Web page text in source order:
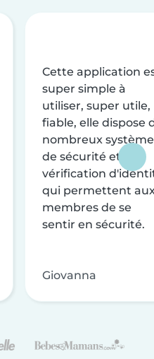
Cette application
super simple à
utiliser, super utile,
fiable, elle dispose
nombreux
de sécurité et de
vérification
qui permettent
membres de se
sentir en sécurité.
Giovanna